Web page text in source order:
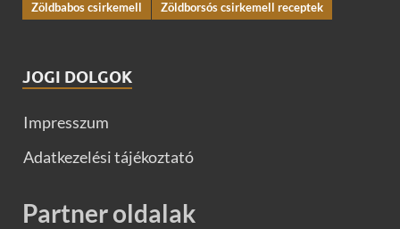
Zöldbabos csirkemell
Zöldborsós csirkemell receptek
JOGI DOLGOK
Impresszum
Adatkezelési tájékoztató
Partner oldalak